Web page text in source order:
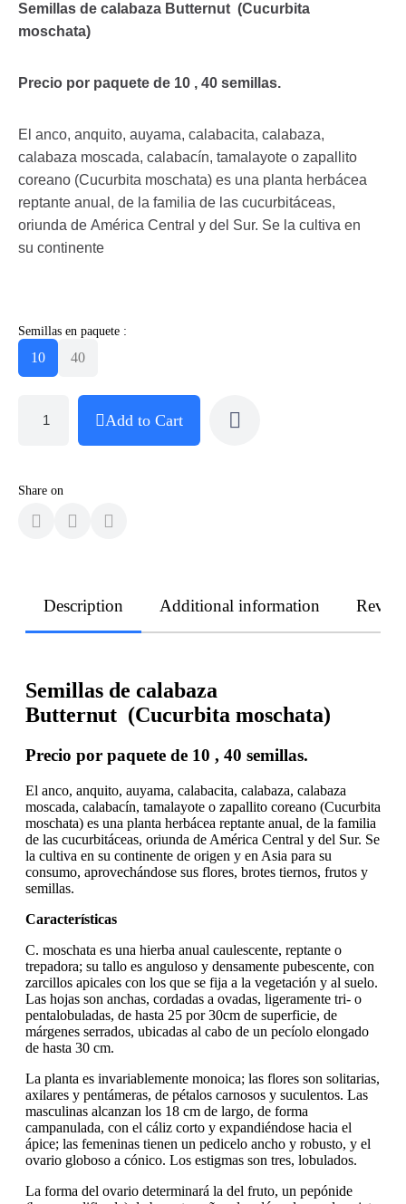
Semillas de calabaza Butternut (Cucurbita
moschata)
Precio por paquete de 10 , 40 semillas.
El anco, anquito, auyama, calabacita, calabaza,
calabaza moscada, calabacín, tamalayote o zapallito
coreano (Cucurbita moschata) es una planta herbácea
reptante anual, de la familia de las cucurbitáceas,
oriunda de América Central y del Sur. Se la cultiva en
su continente
Semillas en paquete :
10 40
Add to Cart
Share on
Description Additional information
Semillas de calabaza
Butternut (Cucurbita moschata)
Precio por paquete de 10 , 40 semillas.
El anco, anquito, auyama, calabacita, calabaza, calabaza
moscada, calabacín, tamalayote o zapallito coreano (Cucurbita
moschata) es una planta herbácea reptante anual, de la familia
de las cucurbitáceas, oriunda de América Central y del Sur. Se
la cultiva en su continente de origen y en Asia para su
consumo, aprovechándose sus flores, brotes tiernos, frutos y
semillas.
Características
C. moschata es una hierba anual caulescente, reptante o
trepadora; su tallo es anguloso y densamente pubescente, con
zarcillos apicales con los que se fija a la vegetación y al suelo.
Las hojas son anchas, cordadas a ovadas, ligeramente tri- o
pentalobuladas, de hasta 25 por 30cm de superficie, de
márgenes serrados, ubicadas al cabo de un pecíolo elongado
de hasta 30 cm.
La planta es invariablemente monoica; las flores son solitarias,
axilares y pentámeras, de pétalos carnosos y suculentos. Las
masculinas alcanzan los 18 cm de largo, de forma
campanulada, con el cáliz corto y expandiéndose hacia el
ápice; las femeninas tienen un pedicelo ancho y robusto, y el
ovario globoso a cónico. Los estigmas son tres, lobulados.
La forma del ovario determinará la del fruto, un pepónide